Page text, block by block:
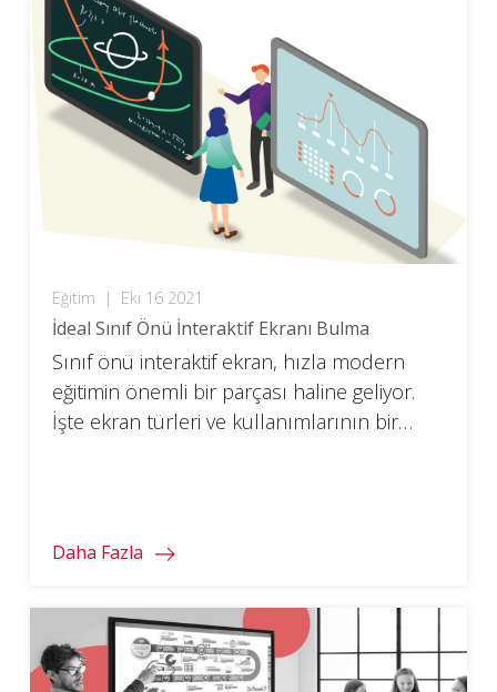
Eğitim | Eki 16 2021
İdeal Sınıf Önü İnteraktif Ekranı Bulma
Sınıf önü interaktif ekran, hızla modern
eğitimin önemli bir parçası haline geliyor.
İşte ekran türleri ve kullanımlarının bir
Daha Fazla